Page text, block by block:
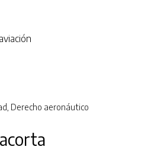
Derecho aeronáutico